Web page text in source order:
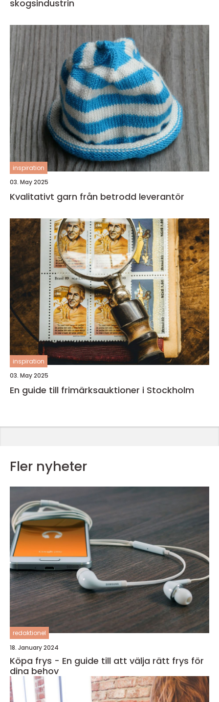
skogsindustrin
inspiration
03. May 2025
Kvalitativt garn från betrodd leverantör
inspiration
03. May 2025
En guide till frimärksauktioner i Stockholm
Fler nyheter
redaktionel
18. January 2024
Köpa frys - En guide till att välja rätt frys för
dina behov